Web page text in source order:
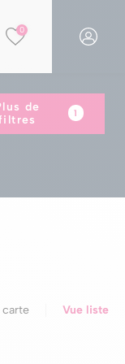
0
carte Vue liste
de
1